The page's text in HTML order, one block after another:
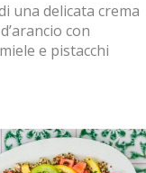
una delicata crema
con
e pistacchi